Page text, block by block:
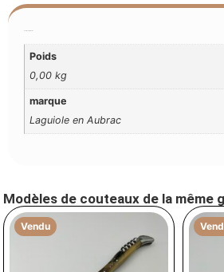
Poids
0,00 kg
marque
Laguiole en Aubrac
Modèles de couteaux de la même
Vendu